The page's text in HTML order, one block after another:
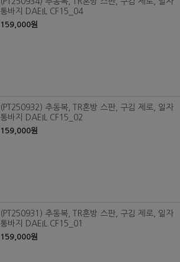
통바지 DAEIL CF15_04
159,000원
(PT250932) 추동복, TR혼방 스판, 구김 제로, 일자
통바지 DAEIL CF15_02
159,000원
(PT250931) 추동복, TR혼방 스판, 구김 제로, 일자
통바지 DAEIL CF15_01
159,000원